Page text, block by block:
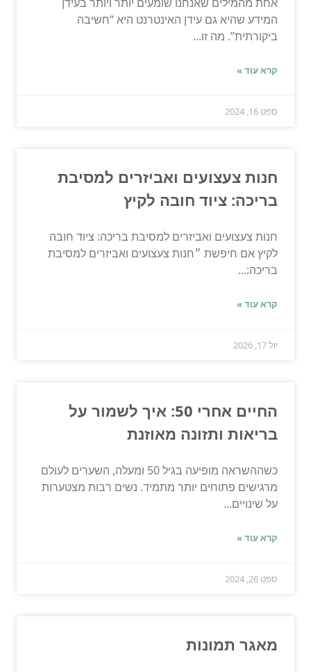
המידע שהיא גם עידן האינטרנט היא “חשיבה
ביקורתית”. מה זו...
קרא עוד »
ספט 16, 2024
חנות צעצועים ואביזרים למסיבת
בריכה: ציוד חובה לקיץ
חנות צעצועים ואביזרים למסיבת בריכה: ציוד חובה
לקיץ אם חיפשת ״חנות צעצועים ואביזרים למסיבת
בריכה:...
קרא עוד »
יול 17, 2026
החיים אחרי 50: איך לשמור על
בריאות ותזונה מאוזנת
כשההשראה מופיעה בגיל 50 ומעלה, השערים לעולם
מרגישים פתוחים יותר מתמיד. נשים רבות מצטערות
על שינויים...
קרא עוד »
ספט 26, 2024
מאגר תמונות